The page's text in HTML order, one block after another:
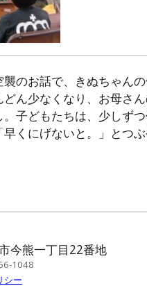
のお話で、きぬちゃん
ん少なくなり、お母さ
子どもたちは、少しず
くにげないと。」とつぶ
今熊一丁目22番地
1048
シー